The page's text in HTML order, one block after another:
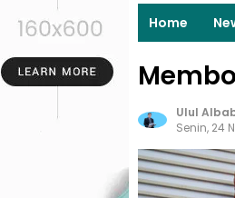
Home
Ulul
Senin, 24